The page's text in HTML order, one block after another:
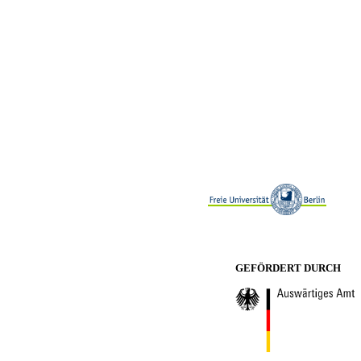
GEFÖRDERT DURCH